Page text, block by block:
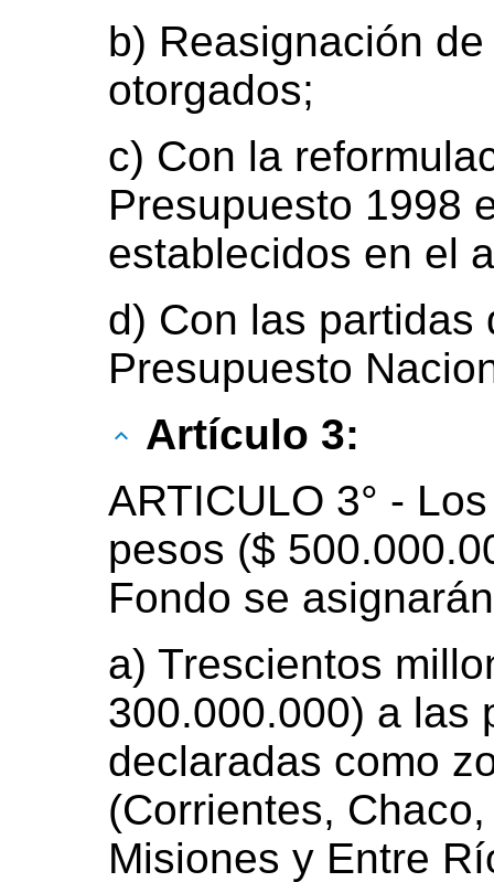
b) Reasignación
otorgados;
c) Con la
Presupuesto 1998
establecidos en el
d) Con las partidas
Presupuesto
Artículo 3:
ARTICULO 3° -
pesos ($
Fondo se
a) Trescientos
300.000.000) a las
declaradas como
(Corrientes,
Misiones y Entre